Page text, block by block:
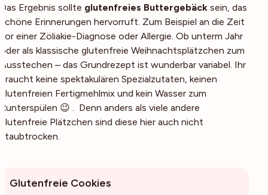
Das Ergebnis sollte glutenfreies Buttergebäck sein, das
schöne Erinnerungen hervorruft. Zum Beispiel an die Zeit
vor einer Zöliakie-Diagnose oder Allergie. Ob unterm Jahr
oder als klassische glutenfreie Weihnachtsplätzchen zum
Ausstechen – das Grundrezept ist wunderbar variabel. Ihr
braucht keine spektakulären Spezialzutaten, keinen
glutenfreien Fertigmehlmix und kein Wasser zum
Runterspülen 😉 . Denn anders als viele andere
glutenfreie Plätzchen sind diese hier auch nicht
staubtrocken.
Glutenfreie Cookies